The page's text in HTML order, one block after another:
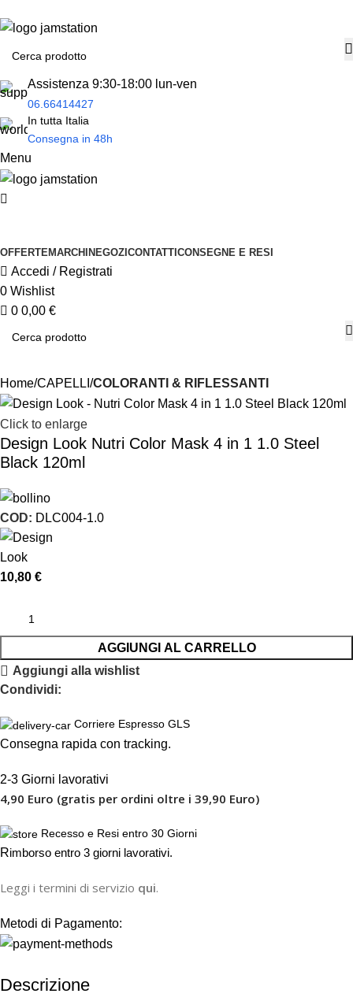
Assistenza 9:30-18:00 lun-ven
06.66414427
In tutta Italia
Consegna in 48h
Menu
OFFERTEMARCHINEGOZICONTATTICONSEGNE E RESI
Accedi / Registrati
0 Wishlist
0 0,00 €
Home CAPELLI COLORANTI & RIFLESSANTI
Click to enlarge
Design Look Nutri Color Mask 4 in 1 1.0 Steel
Black 120ml
COD: DLC004-1.0
10,80 €
AGGIUNGI AL CARRELLO
Aggiungi alla wishlist
Condividi:
Corriere Espresso GLS
Consegna rapida con tracking.
2-3 Giorni lavorativi
4,90 Euro (gratis per ordini oltre i 39,90 Euro)
Recesso e Resi entro 30 Giorni
Rimborso entro 3 giorni lavorativi.
Leggi i termini di servizio qui.
Metodi di Pagamento:
Descrizione